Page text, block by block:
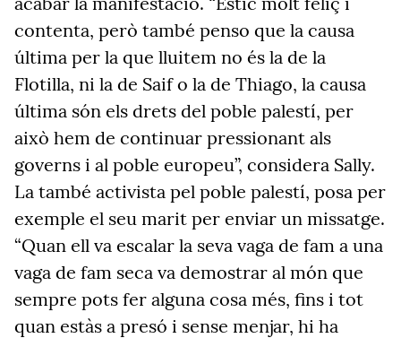
contenta, però també penso que la causa
última per la que lluitem no és la de la
Flotilla, ni la de Saif o la de Thiago, la causa
última són els drets del poble palestí, per
això hem de continuar pressionant als
governs i al poble europeu”, considera Sally.
La també activista pel poble palestí, posa per
exemple el seu marit per enviar un missatge.
“Quan ell va escalar la seva vaga de fam a una
vaga de fam seca va demostrar al món que
sempre pots fer alguna cosa més, fins i tot
quan estàs a presó i sense menjar, hi ha